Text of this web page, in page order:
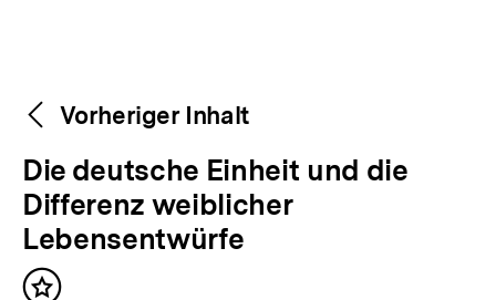
Weitere
Inhalte
Content-
Navigation
Vorheriger Inhalt
V
o
r
h
Die deutsche Einheit und die
Differenz weiblicher
Lebensentwürfe